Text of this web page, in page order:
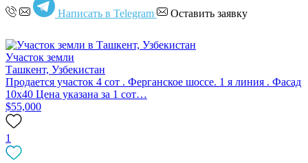
Написать в Telegram Оставить заявку
Участок земли
Ташкент, Узбекистан
Продается участок 4 сот . Ферганское шоссе. 1 я линия . Фасад
10х40 Цена указана за 1 сот…
$55,000
1